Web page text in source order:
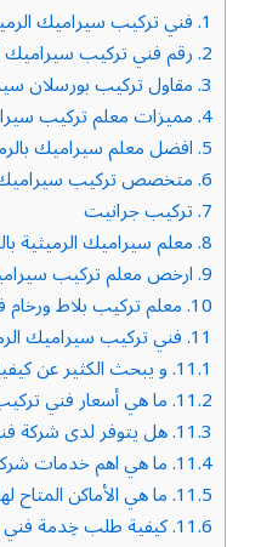
1. فني تركيب سيراميك
2. رقم فني تركيب سيراميك
3. مقاول تركيب بورسلان
4. مميزات معلم تركيب
5. افضل معلم سيراميك
6. متخصص تركيب سيراميك
7. تركيب جرانيت
8. معلم سيراميك الرميثية
9. ارخص معلم تركيب
10. معلم تركيب بلاط ورخام
11. فني تركيب سيراميك
11.1. و يبحث الكثير عن
11.2. ما هي أسعار فني
11.3. هل يتوفر لدى شركة
11.4. ما هي اهم خدمات
11.5. ما هي الأماكن
11.6. كيفية طلب خِدمة فني